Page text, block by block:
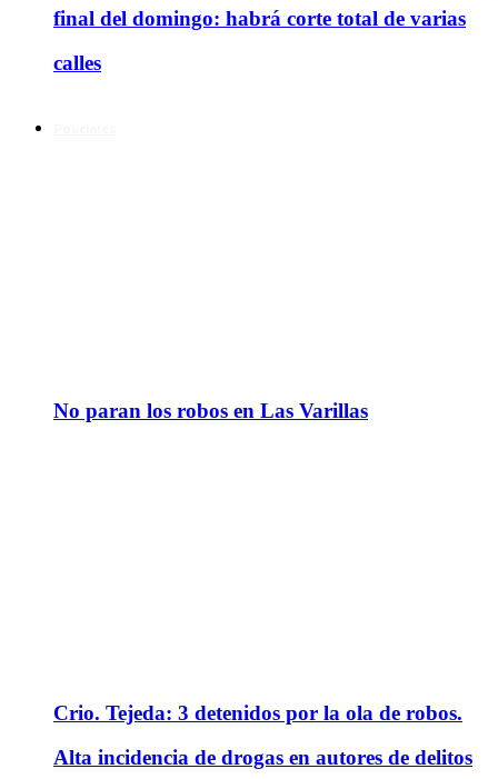
final del domingo: habrá corte total de varias
calles
No paran los robos en Las Varillas
Crio. Tejeda: 3 detenidos por la ola de robos.
Alta incidencia de drogas en autores de delitos